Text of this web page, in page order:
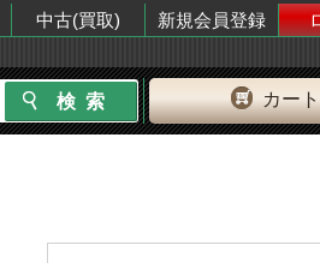
中古(買取) 新規会員登録
カート